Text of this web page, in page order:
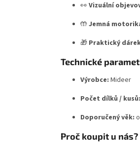
👀 Vizuální
🤲 Jemná
🎁 Praktický
Technické
Výrobce: Mideer
Počet dílků / kusů:
Doporučený věk:
Proč koupit u nás?